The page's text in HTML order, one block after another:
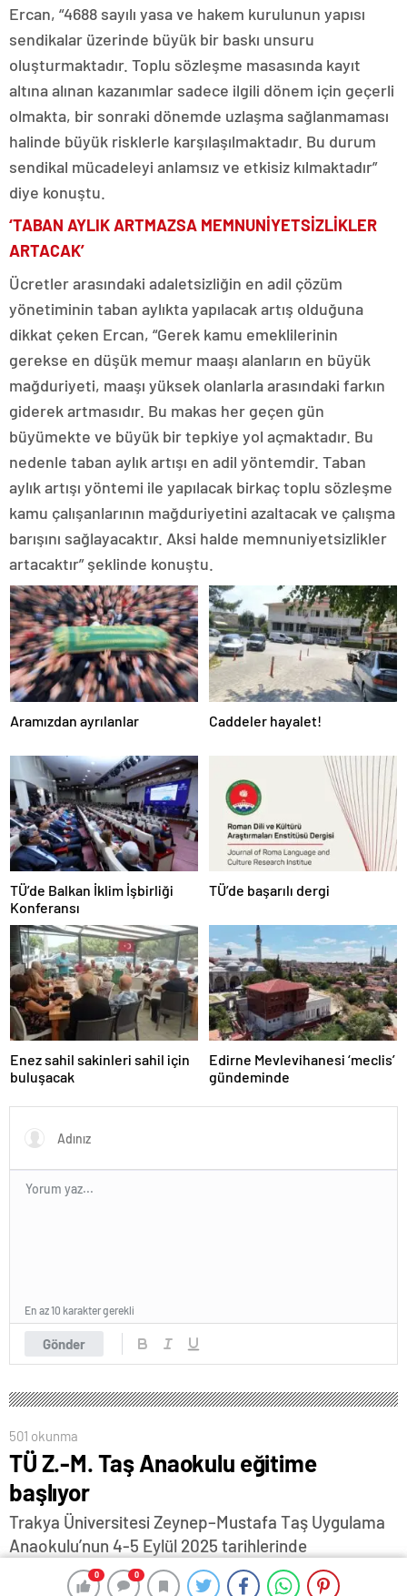
0 0
Ercan, “4688 sayılı yasa ve hakem kurulunun yapısı
sendikalar üzerinde büyük bir baskı unsuru
oluşturmaktadır. Toplu sözleşme masasında kayıt
altına alınan kazanımlar sadece ilgili dönem için geçerli
olmakta, bir sonraki dönemde uzlaşma sağlanmaması
halinde büyük risklerle karşılaşılmaktadır. Bu durum
sendikal mücadeleyi anlamsız ve etkisiz kılmaktadır”
diye konuştu.
‘TABAN AYLIK ARTMAZSA MEMNUNİYETSİZLİKLER
ARTACAK’
Ücretler arasındaki adaletsizliğin en adil çözüm
yönetiminin taban aylıkta yapılacak artış olduğuna
dikkat çeken Ercan, “Gerek kamu emeklilerinin
gerekse en düşük memur maaşı alanların en büyük
mağduriyeti, maaşı yüksek olanlarla arasındaki farkın
giderek artmasıdır. Bu makas her geçen gün
büyümekte ve büyük bir tepkiye yol açmaktadır. Bu
nedenle taban aylık artışı en adil yöntemdir. Taban
aylık artışı yöntemi ile yapılacak birkaç toplu sözleşme
kamu çalışanlarının mağduriyetini azaltacak ve çalışma
barışını sağlayacaktır. Aksi halde memnuniyetsizlikler
artacaktır” şeklinde konuştu.
Aramızdan ayrılanlar Caddeler hayalet!
TÜ’de Balkan İklim İşbirliği
Konferansı
TÜ’de başarılı dergi
Enez sahil sakinleri sahil için
buluşacak
Edirne Mevlevihanesi ‘meclis’
gündeminde
Gönder
En az 10 karakter gerekli
501 okunma
TÜ Z.-M. Taş Anaokulu eğitime
başlıyor
Trakya Üniversitesi Zeynep–Mustafa Taş Uygulama
Anaokulu’nun 4-5 Eylül 2025 tarihlerinde
gerçekleştirilecek olan oryantasyon programının
0 0